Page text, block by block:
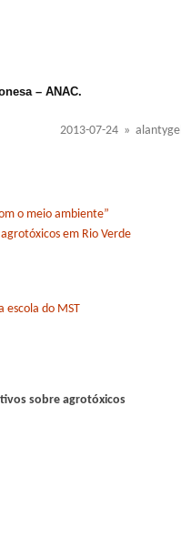
– ANAC.
2013-07-24 » alantygel
o meio ambiente”
em Rio Verde
escola do MST
sobre agrotóxicos